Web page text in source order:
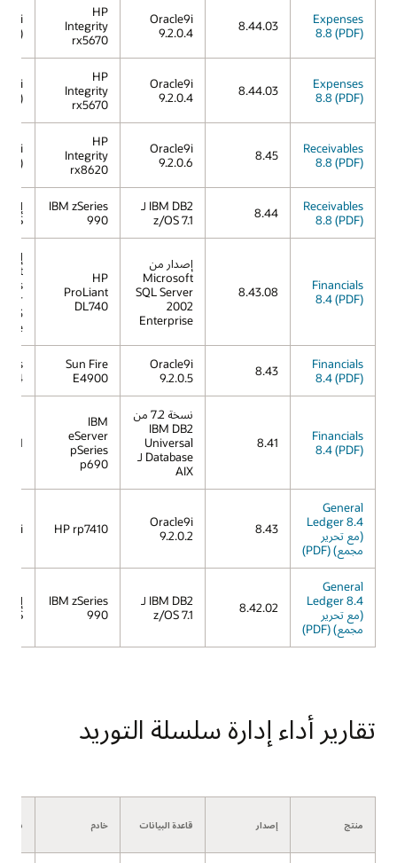
Expenses
8.8 (PDF)
8.44.03
Oracle9i
9.2.0.4
HP
Integrity
rx5670
11i
Expenses
8.8 (PDF)
8.44.03
Oracle9i
9.2.0.4
HP
Integrity
rx5670
11i
Receivables
8.8 (PDF)
8.45
Oracle9i
9.2.0.6
HP
Integrity
rx8620
11i
Receivables
8.8 (PDF)
8.44
IBM DB2 لـ
z/OS 7.1
IBM zSeries
990
OS
Financials
8.4 (PDF)
8.43.08
إصدار من
Microsoft
SQL Server
2002
Enterprise
HP
ProLiant
DL740
Financials
8.4 (PDF)
8.43
Oracle9i
9.2.0.5
Sun Fire
E4900
04
Financials
8.4 (PDF)
8.41
نسخة 7.2 من
IBM DB2
Universal
Database لـ
AIX
IBM
eServer
pSeries
p690
5.1
General
Ledger 8.4
(مع تحرير
مجمع) (PDF)
8.43
Oracle9i
9.2.0.2
HP rp7410
11i
General
Ledger 8.4
(مع تحرير
مجمع) (PDF)
8.42.02
IBM DB2 لـ
z/OS 7.1
IBM zSeries
990
OS
تقارير أداء إدارة سلسلة التوريد
منتج إصدار قاعدة البيانات خادم نظام